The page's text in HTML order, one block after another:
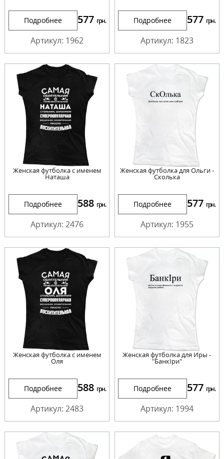
Подробнее 577 грн.
Артикул: 1962
Подробнее 577 грн.
Артикул: 1823
Женская футболка с именем
Наташа
Подробнее 588 грн.
Артикул: 2476
Женская футболка для Ольги -
Сколька
Подробнее 577 грн.
Артикул: 1955
Женская футболка с именем
Оля
Подробнее 588 грн.
Артикул: 2483
Женская футболка для Иры -
"БанкІри"
Подробнее 577 грн.
Артикул: 1994